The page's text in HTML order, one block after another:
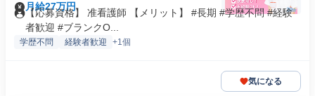
月給27万円
【応募資格】 准看護師 【メリット】 #長期 #学歴不問 #経験
者歓迎 #ブランクO...
学歴不問 経験者歓迎 +1個
気になる